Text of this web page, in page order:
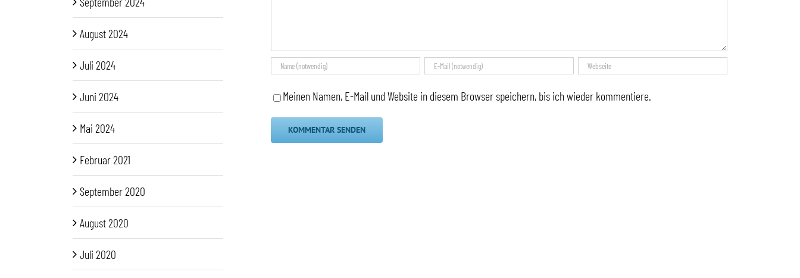
Meinen Namen, E-Mail und Website in diesem Browser speichern, bis ich wieder kommentiere.
August 2024
Juli 2024
Juni 2024
Mai 2024
Februar 2021
September 2020
August 2020
Juli 2020